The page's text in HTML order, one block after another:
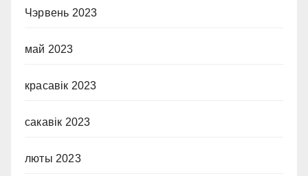
Чэрвень 2023
май 2023
красавік 2023
сакавік 2023
люты 2023